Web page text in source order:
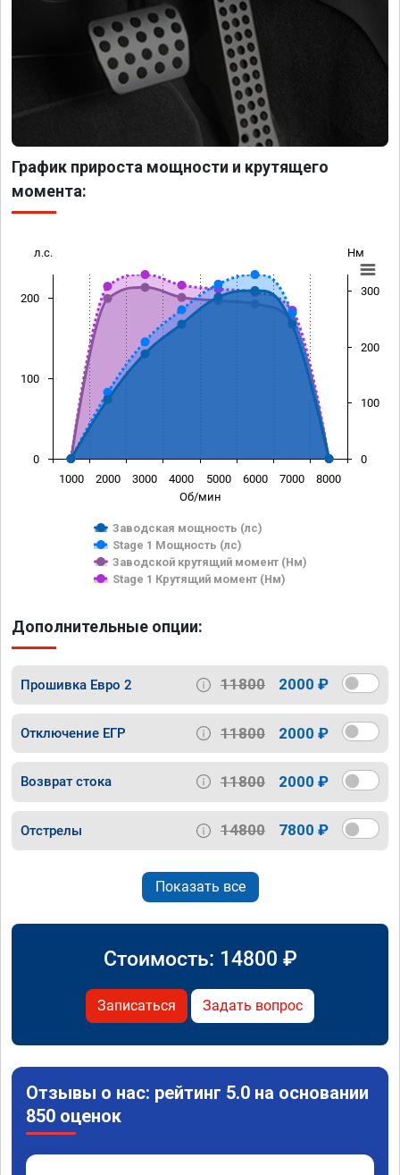
График прироста мощности и крутящего
момента:
Об/мин
л.с. Нм
Заводская мощность (лс)
Stage 1 Мощность (лс)
Заводской крутящий момент (Нм)
Stage 1 Крутящий момент (Нм)
1000 2000 3000 4000 5000 6000 7000 8000
0
100
200
0
100
200
300
Дополнительные опции:
Прошивка Евро 2 11800 2000 ₽
Отключение ЕГР 11800 2000 ₽
Возврат стока 11800 2000 ₽
Отстрелы 14800 7800 ₽
Показать все
Стоимость: 14800 ₽
Записаться Задать вопрос
Отзывы о нас: рейтинг 5.0 на основании
850 оценок